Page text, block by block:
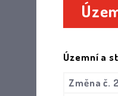
Územní a
Změna č.